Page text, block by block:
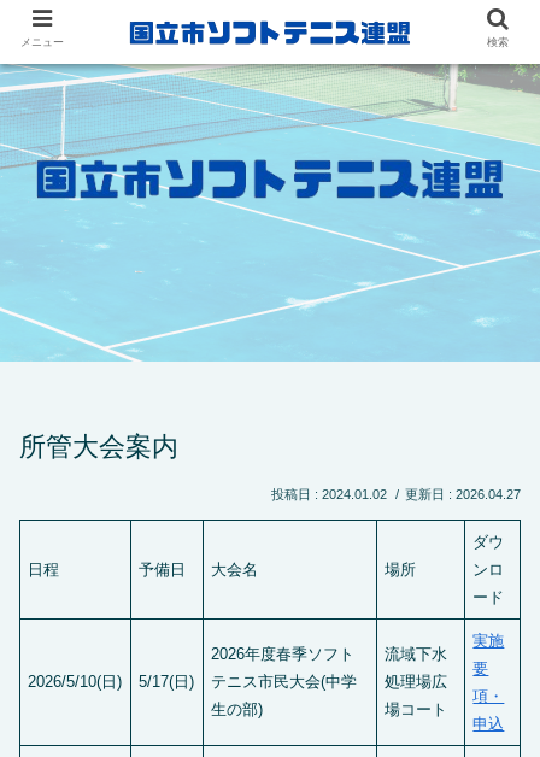
所管大会案内
2024.01.02 2026.04.27
日程 予備日 大会名 場所
ダウ
ンロ
ード
2026/5/10(日) 5/17(日)
2026年度春季ソフト
テニス市民大会(中学
生の部)
流域下水
処理場広
場コート
実施
要
項・
申込
メニュー 検索